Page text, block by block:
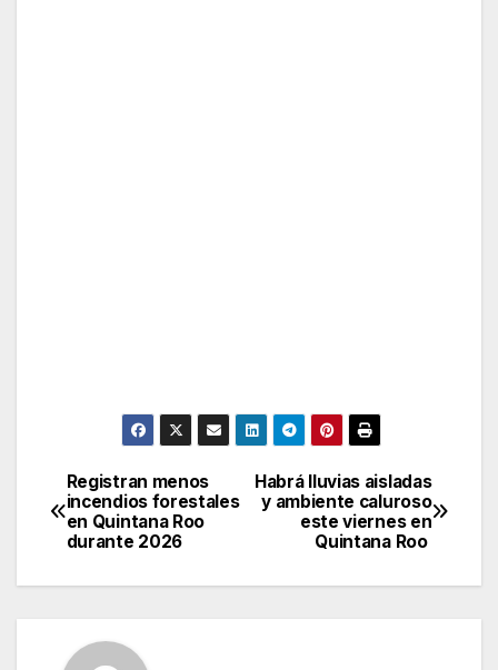
Post
navigation
Habrá lluvias aisladas
y ambiente caluroso
este viernes en
Quintana Roo
Registran menos
incendios forestales
en Quintana Roo
durante 2026